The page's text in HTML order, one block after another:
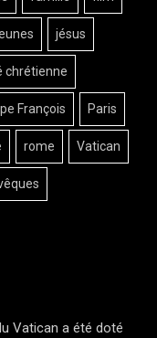
jésus
chrétienne
François Paris
rome Vatican
Vatican a été doté